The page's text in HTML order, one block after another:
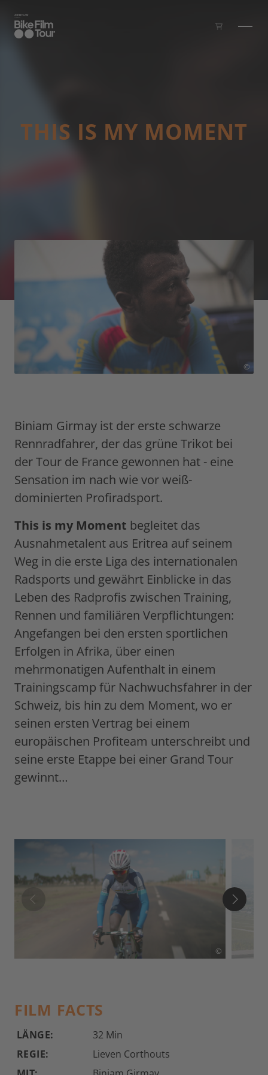
THIS IS MY MOMENT
©
Biniam Girmay ist der erste schwarze
Rennradfahrer, der das grüne Trikot bei
der Tour de France gewonnen hat - eine
Sensation im nach wie vor weiß-
dominierten Profiradsport.
This is my Moment begleitet das
Ausnahmetalent aus Eritrea auf seinem
Weg in die erste Liga des internationalen
Radsports und gewährt Einblicke in das
Leben des Radprofis zwischen Training,
Rennen und familiären Verpflichtungen:
Angefangen bei den ersten sportlichen
Erfolgen in Afrika, über einen
mehrmonatigen Aufenthalt in einem
Trainingscamp für Nachwuchsfahrer in der
Schweiz, bis hin zu dem Moment, wo er
seinen ersten Vertrag bei einem
europäischen Profiteam unterschreibt und
seine erste Etappe bei einer Grand Tour
gewinnt…
©
FILM FACTS
LÄNGE:
32 Min
REGIE:
Lieven Corthouts